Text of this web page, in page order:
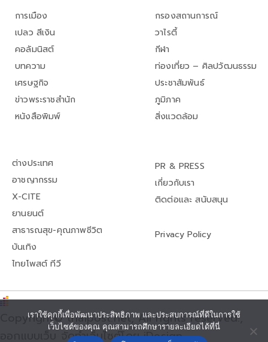
การเมือง
เปลว สีเงิน
คอลัมนิสต์
บทความ
เศรษฐกิจ
ข่าวพระราชสำนัก
หนังสือพิมพ์
กรองสถานการณ์
วาไรตี้
กีฬา
ท่องเที่ยว – ศิลปวัฒนธรรม
ประชาสัมพันธ์
ภูมิภาค
สิ่งแวดล้อม
ต่างประเทศ
อาชญากรรม
X-CITE
ยานยนต์
สาธารณสุข-คุณภาพชีวิต
บันเทิง
ไทยโพสต์ ทีวี
PR & PRESS
เกี่ยวกับเรา
ติดต่อและ สนับสนุน
Privacy Policy
Copyright© thaipost.net, All rights reserved.,
ออกแบบเว็บ จัดทำเว็บไซต์โดย iDesign
เราใช้คุกกี้เพื่อพัฒนาประสิทธิภาพ และประสบการณ์ที่ดีในการใช้
เว็บไซต์ของคุณ คุณสามารถศึกษารายละเอียดได้ที่นี่